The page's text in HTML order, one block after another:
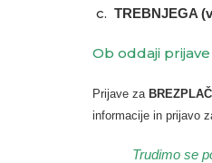
TREBNJEGA
Ob oddaji
Prijave za
informacije in prijavo
Trudimo se